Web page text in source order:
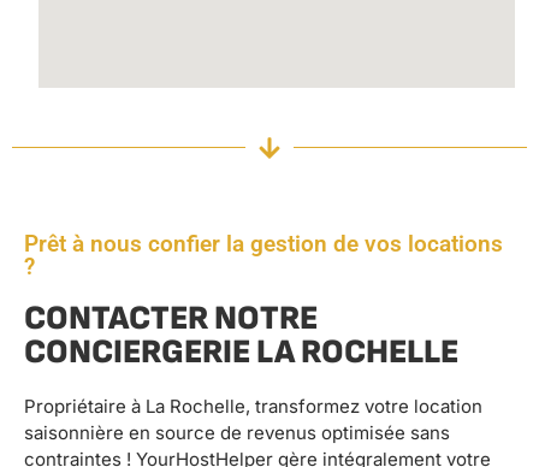
Prêt à nous confier la gestion de vos locations
?
CONTACTER NOTRE
CONCIERGERIE LA ROCHELLE
Propriétaire à La Rochelle, transformez votre location
saisonnière en source de revenus optimisée sans
contraintes ! YourHostHelper gère intégralement votre